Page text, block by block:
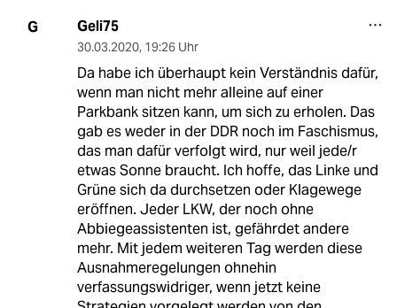
G Geli75
30.03.2020, 19:26 Uhr
Da habe ich überhaupt kein Verständnis dafür,
wenn man nicht mehr alleine auf einer
Parkbank sitzen kann, um sich zu erholen. Das
gab es weder in der DDR noch im Faschismus,
das man dafür verfolgt wird, nur weil jede/r
etwas Sonne braucht. Ich hoffe, das Linke und
Grüne sich da durchsetzen oder Klagewege
eröffnen. Jeder LKW, der noch ohne
Abbiegeassistenten ist, gefährdet andere
mehr. Mit jedem weiteren Tag werden diese
Ausnahmeregelungen ohnehin
verfassungswidriger, wenn jetzt keine